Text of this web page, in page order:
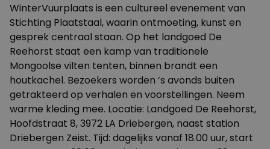
WinterVuurplaats is een cultureel evenement van
Stichting Plaatstaal, waarin ontmoeting, kunst en
gesprek centraal staan. Op het landgoed De
Reehorst staat een kamp van traditionele
Mongoolse vilten tenten, binnen brandt een
houtkachel. Bezoekers worden ’s avonds buiten
getrakteerd op verhalen en voorstellingen. Neem
warme kleding mee. Locatie: Landgoed De Reehorst,
Hoofdstraat 8, 3972 LA Driebergen, naast station
Driebergen Zeist. Tijd: dagelijks vanaf 18.00 uur, start